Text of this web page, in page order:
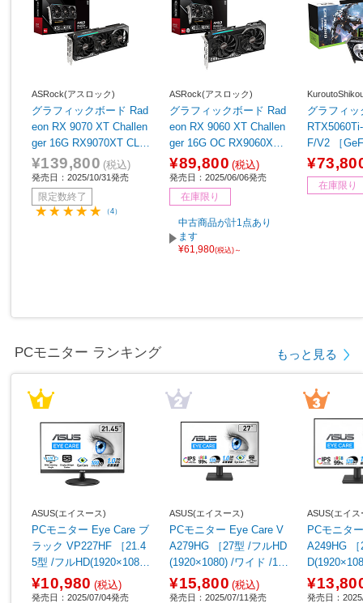
ASRock(アスロック)
グラフィックボード Rad
eon RX 9070 XT Challen
ger 16G RX9070XT CL 1
6G ［Radeon RXシリー
ズ /16GB］
¥139,800 (税込)
発売日：2025/10/31発売
限定数終了
（4）
ASRock(アスロック)
グラフィックボード Rad
eon RX 9060 XT Challen
ger 16G OC RX9060XT
CL 16GO ［Radeon RX
シリーズ /16GB］
¥89,800 (税込)
発売日：2025/06/06発売
在庫限り
中古商品が計1点あり
ます
¥61,980(税込)～
グラフィッ
F/V2 ［
リーズ /
在庫限り
PCモニター ランキング もっと見る
ASUS(エイスース)
PCモニター Eye Care ブ
ラック VP227HF ［21.4
5型 /フルHD(1920×1080)
/ワイド /100Hz］
¥10,980 (税込)
発売日：2025/07/04発売
ASUS(エイスース)
PCモニター Eye Care V
A279HG ［27型 /フルHD
(1920×1080) /ワイド /12
0Hz］
¥15,800 (税込)
発売日：2025/07/11発売
ASUS(エイス
PCモニタ
A249HG
20Hz］
発売日：